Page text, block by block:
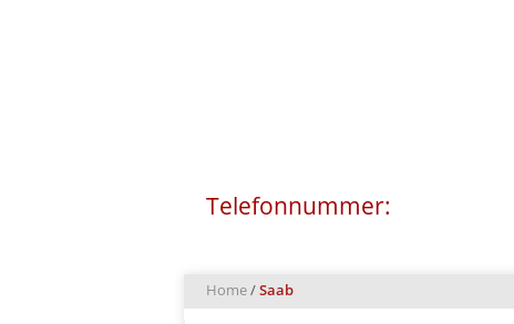
Telefonnummer:
Home/Saab